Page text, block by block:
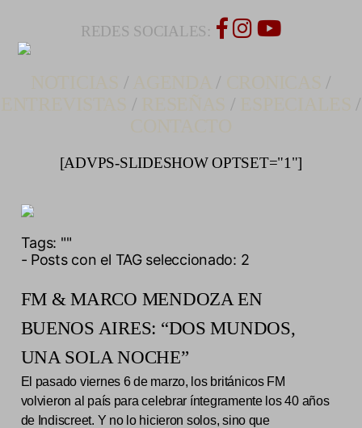
REDES SOCIALES:
/ /
/
/ /
/
[ADVPS-SLIDESHOW OPTSET="1"]
Tags: ""
- Posts con el TAG seleccionado: 2
FM & MARCO MENDOZA EN
BUENOS AIRES: “DOS MUNDOS,
UNA SOLA NOCHE”
El pasado viernes 6 de marzo, los británicos FM
volvieron al país para celebrar íntegramente los 40 años
de Indiscreet. Y no lo hicieron solos, sino que